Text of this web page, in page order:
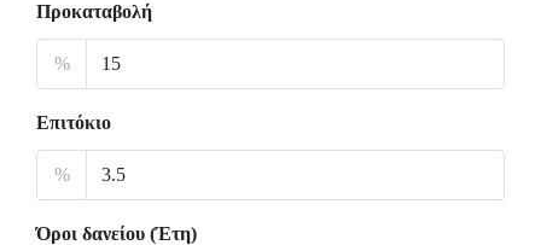
Προκαταβολή
%
Επιτόκιο
%
Όροι δανείου (Έτη)